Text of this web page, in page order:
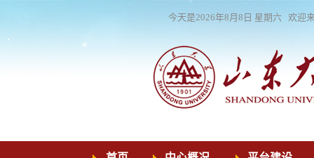
今天是2026年8月8日 星期六 欢迎